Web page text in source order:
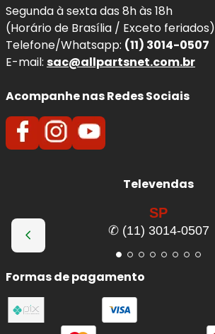
Segunda à sexta das 8h às 18h
(Horário de Brasília / Exceto feriados)
Telefone/Whatsapp: (11) 3014-0507
E-mail: sac@allpartsnet.com.br
Acompanhe nas Redes Sociais
Televendas
SP
✆ (11) 3014-0507
Formas de pagamento